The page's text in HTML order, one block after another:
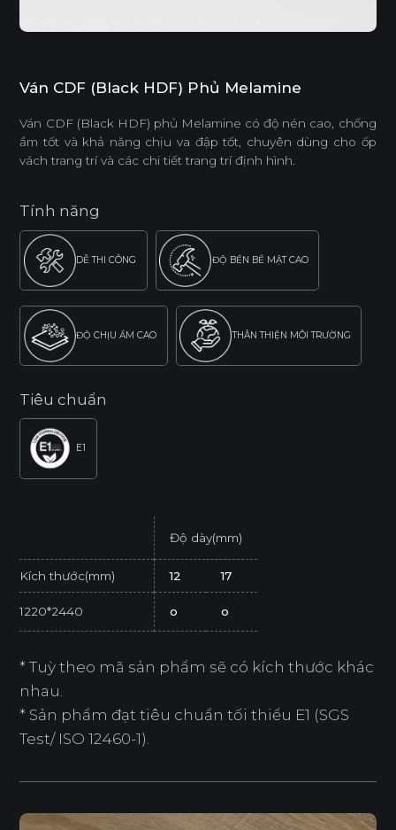
Ván CDF (Black HDF) Phủ Melamine
Ván CDF (Black HDF) phủ Melamine có độ nén cao, chống
ẩm tốt và khả năng chịu va đập tốt, chuyên dùng cho ốp
vách trang trí và các chi tiết trang trí định hình.
Tính năng
DỄ THI CÔNG ĐỘ BỀN BỀ MẶT CAO
ĐỘ CHỊU ẨM CAO THÂN THIỆN MÔI TRƯỜNG
Tiêu chuẩn
E1
Độ dày(mm)
Kích thước(mm) 12 17
1220*2440 o o
* Tuỳ theo mã sản phẩm sẽ có kích thước khác
nhau.
* Sản phẩm đạt tiêu chuẩn tối thiểu E1 (SGS
Test/ ISO 12460-1).